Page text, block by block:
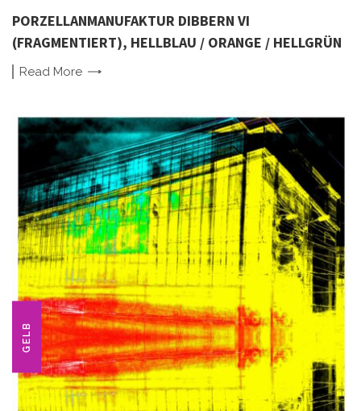
PORZELLANMANUFAKTUR DIBBERN VI
(FRAGMENTIERT), HELLBLAU / ORANGE / HELLGRÜN
Read More
GELB